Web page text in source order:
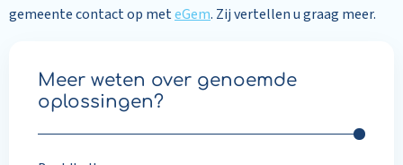
gemeente contact op meteGem. Zij vertellen u graag meer.
Meer weten over genoemde
oplossingen?